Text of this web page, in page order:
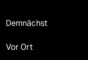
Demnächst
Vor Ort